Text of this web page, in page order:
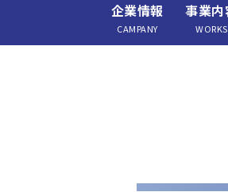
企業情報
CAMPANY
事業内
WORKS